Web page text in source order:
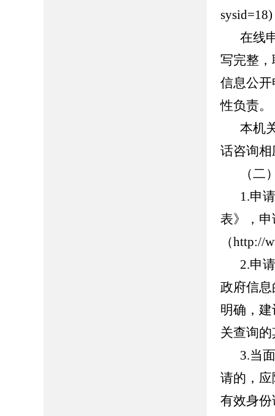
在线
写完整
信息公
性负责
本机
话咨询
（二
1.申
表》，
（http://
2.申
政府信
明确，
关查询
3.当
请的，
有效身